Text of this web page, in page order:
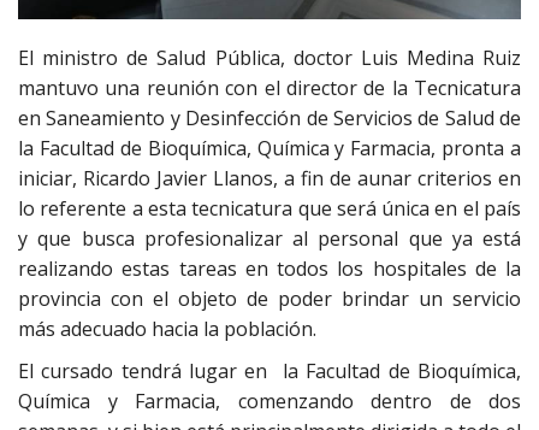
El ministro de Salud Pública, doctor Luis Medina Ruiz
mantuvo una reunión con el director de la Tecnicatura
en Saneamiento y Desinfección de Servicios de Salud de
la Facultad de Bioquímica, Química y Farmacia, pronta a
iniciar, Ricardo Javier Llanos, a fin de aunar criterios en
lo referente a esta tecnicatura que será única en el país
y que busca profesionalizar al personal que ya está
realizando estas tareas en todos los hospitales de la
provincia con el objeto de poder brindar un servicio
más adecuado hacia la población.
El cursado tendrá lugar en la Facultad de Bioquímica,
Química y Farmacia, comenzando dentro de dos